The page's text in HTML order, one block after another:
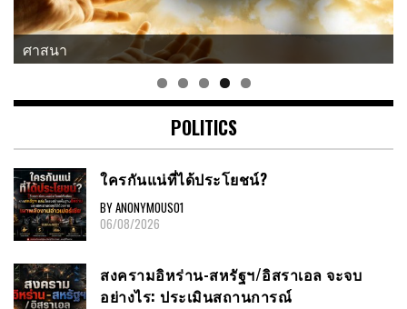
แนวคิด-คำคม
POLITICS
ใครกันแน่ที่ได้ประโยชน์?
BY ANONYMOUS01
06/08/2026
สงครามอิหร่าน-สหรัฐฯ/อิสราเอล จะจบ
อย่างไร: ประเมินสถานการณ์